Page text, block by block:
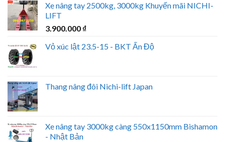
Xe nâng tay 2500kg, 3000kg Khuyến mãi NICHI-
LIFT
3.900.000 ₫
Vỏ xúc lật 23.5-15 - BKT Ấn Độ
Thang nâng đôi Nichi-lift Japan
Xe nâng tay 3000kg càng 550x1150mm Bishamon
- Nhật Bản